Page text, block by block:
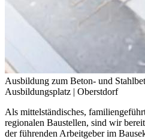
Ausbildung zum Beton- und
Ausbildungsplatz | Oberstdorf
Als mittelständisches,
regionalen Baustellen, sind wir
der führenden Arbeitgeber im